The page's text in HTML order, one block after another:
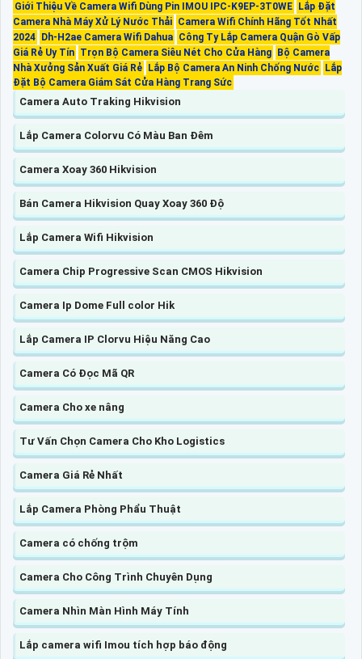
Giới Thiệu Về Camera Wifi Dùng Pin IMOU IPC-K9EP-3T0WE
Lắp Đặt
Camera Nhà Máy Xử Lý Nước Thải Camera Wifi Chính Hãng Tốt Nhất
2024
Dh-H2ae Camera Wifi Dahua Công Ty Lắp Camera Quận Gò Vấp
Giá Rẻ Uy Tín Trọn Bộ Camera Siêu Nét Cho Cửa Hàng
Bộ Camera
Nhà Xưởng Sản Xuất Giá Rẻ
Lắp Bộ Camera An Ninh Chống Nước
Lắp
Đặt Bộ Camera Giám Sát Cửa Hàng Trang Sức
Camera Auto Traking Hikvision
Lắp Camera Colorvu Có Màu Ban Đêm
Camera Xoay 360 Hikvision
Bán Camera Hikvision Quay Xoay 360 Độ
Lắp Camera Wifi Hikvision
Camera Chip Progressive Scan CMOS Hikvision
Camera Ip Dome Full color Hik
Lắp Camera IP Clorvu Hiệu Năng Cao
Camera Có Đọc Mã QR
Camera Cho xe nâng
Tư Vấn Chọn Camera Cho Kho Logistics
Camera Giá Rẻ Nhất
Lắp Camera Phòng Phẩu Thuật
Camera có chống trộm
Camera Cho Công Trình Chuyên Dụng
Camera Nhìn Màn Hình Máy Tính
Lắp camera wifi Imou tích hợp báo động